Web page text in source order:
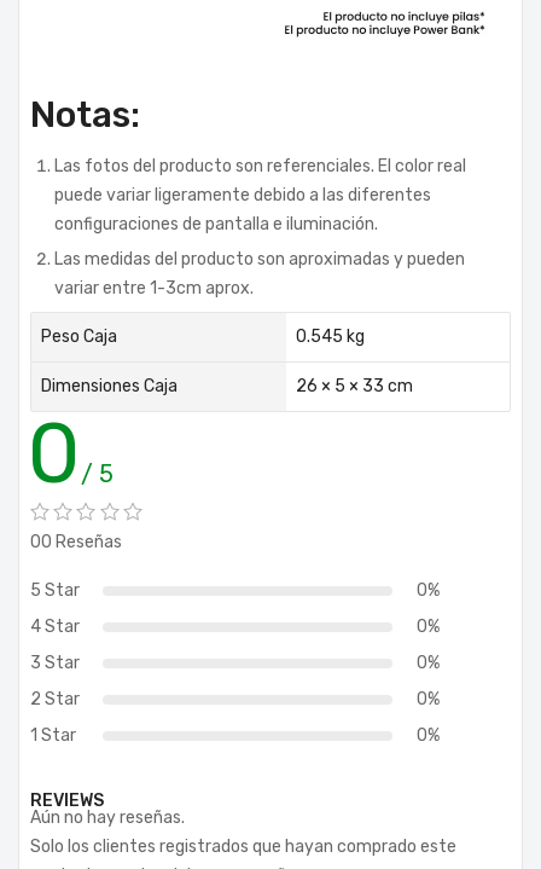
Notas:
Las fotos del producto son referenciales. El color real
puede variar ligeramente debido a las diferentes
configuraciones de pantalla e iluminación.
Las medidas del producto son aproximadas y pueden
variar entre 1-3cm aprox.
Peso Caja 0.545 kg
Dimensiones Caja 26 × 5 × 33 cm
0 / 5
00 Reseñas
5 Star
0%
4 Star
0%
3 Star
0%
2 Star
0%
1 Star
0%
REVIEWS
Aún no hay reseñas.
Solo los clientes registrados que hayan comprado este